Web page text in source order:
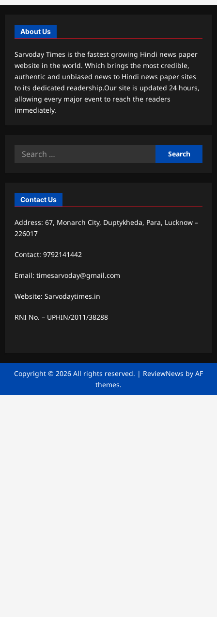
About Us
Sarvoday Times is the fastest growing Hindi news paper
website in the world. Which brings the most credible,
authentic and unbiased news to Hindi news paper sites
to its dedicated readership.Our site is updated 24 hours,
allowing every major event to reach the readers
immediately.
Search
Contact Us
Address: 67, Monarch City, Duptykheda, Para, Lucknow –
226017
Contact: 9792141442
Email: timesarvoday@gmail.com
Website: Sarvodaytimes.in
RNI No. – UPHIN/2011/38288
Copyright © 2026 All rights reserved. | ReviewNews by AF
themes.